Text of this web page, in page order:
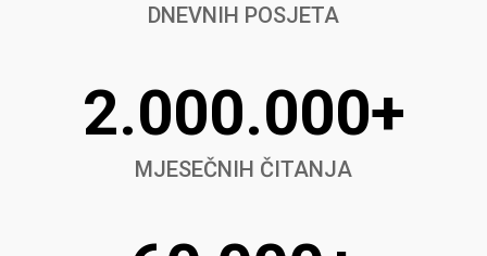
DNEVNIH POSJETA
2.000.000+
MJESEČNIH ČITANJA